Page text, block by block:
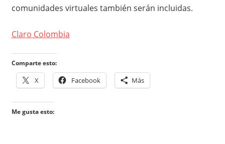
comunidades virtuales también serán incluidas.
Claro Colombia
Comparte esto:
X Facebook Más
Me gusta esto: